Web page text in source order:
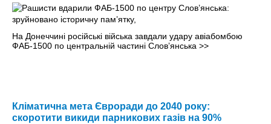
На Донеччині російські війська завдали удару авіабомбою
ФАБ-1500 по центральній частині Словʼянська >>
Кліматична мета Євроради до 2040 року:
скоротити викиди парникових газів на 90%